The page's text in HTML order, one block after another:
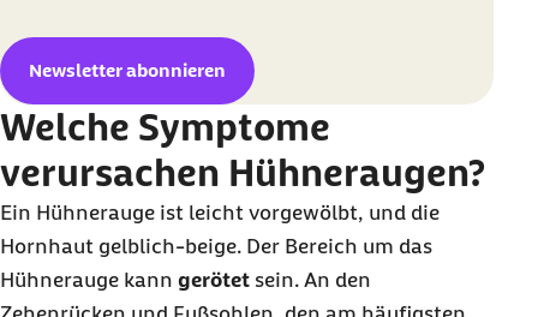
Newsletter abonnieren
Welche Symptome
verursachen Hühneraugen?
Ein Hühnerauge ist leicht vorgewölbt, und die
Hornhaut gelblich-beige. Der Bereich um das
Hühnerauge kann gerötet sein. An den